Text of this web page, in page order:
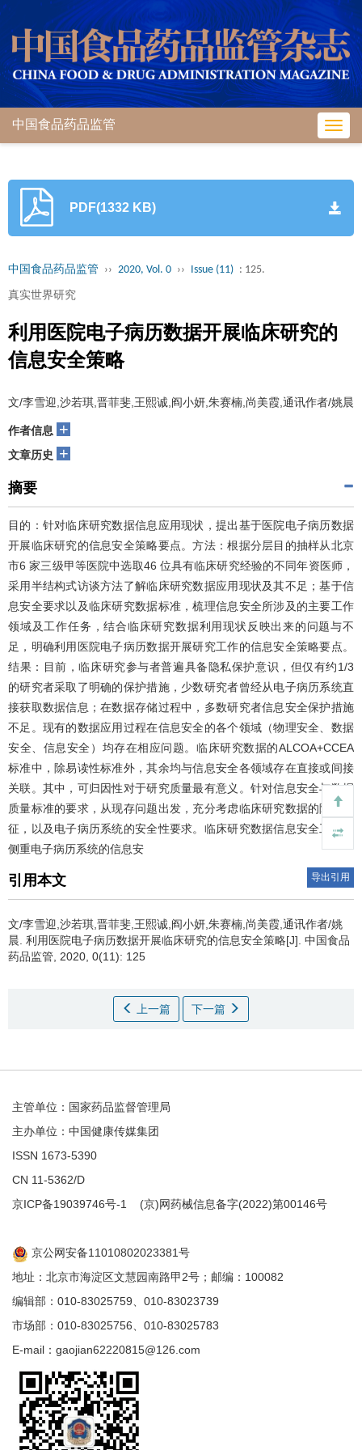
中国食品药品监管
PDF(1332 KB)
中国食品药品监管 ›› 2020, Vol. 0 ›› Issue (11) : 125.
真实世界研究
利用医院电子病历数据开展临床研究的
信息安全策略
文/李雪迎,沙若琪,晋菲斐,王熙诚,阎小妍,朱赛楠,尚美霞,通讯作者/姚晨
作者信息 +
文章历史 +
摘要
目的：针对临床研究数据信息应用现状，提出基于医院电子病历数据
开展临床研究的信息安全策略要点。方法：根据分层目的抽样从北京
市6 家三级甲等医院中选取46 位具有临床研究经验的不同年资医师，
采用半结构式访谈方法了解临床研究数据应用现状及其不足；基于信
息安全要求以及临床研究数据标准，梳理信息安全所涉及的主要工作
领域及工作任务，结合临床研究数据利用现状反映出来的问题与不
足，明确利用医院电子病历数据开展研究工作的信息安全策略要点。
结果：目前，临床研究参与者普遍具备隐私保护意识，但仅有约1/3
的研究者采取了明确的保护措施，少数研究者曾经从电子病历系统直
接获取数据信息；在数据存储过程中，多数研究者信息安全保护措施
不足。现有的数据应用过程在信息安全的各个领域（物理安全、数据
安全、信息安全）均存在相应问题。临床研究数据的ALCOA+CCEA
标准中，除易读性标准外，其余均与信息安全各领域存在直接或间接
关联。其中，可归因性对于研究质量最有意义。针对信息安全与数据
质量标准的要求，从现存问题出发，充分考虑临床研究数据的隐私特
征，以及电子病历系统的安全性要求。临床研究数据信息安全工作应
侧重电子病历系统的信息安
引用本文 导出引用
文/李雪迎,沙若琪,晋菲斐,王熙诚,阎小妍,朱赛楠,尚美霞,通讯作者/姚
晨. 利用医院电子病历数据开展临床研究的信息安全策略[J]. 中国食品
药品监管, 2020, 0(11): 125
上一篇 下一篇
主管单位：国家药品监督管理局
主办单位：中国健康传媒集团
ISSN 1673-5390
CN 11-5362/D
京ICP备19039746号-1 (京)网药械信息备字(2022)第00146号
京公网安备11010802023381号
地址：北京市海淀区文慧园南路甲2号；邮编：100082
编辑部：010-83025759、010-83023739
市场部：010-83025756、010-83025783
E-mail：gaojian62220815@126.com